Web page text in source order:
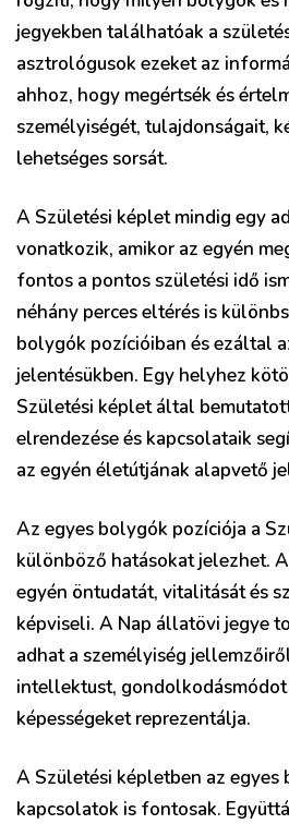
jegyekben találhatóak a
asztrológusok ezeket az
ahhoz, hogy megértsék és
személyiségét, tulajdonságait,
lehetséges sorsát.
A Születési képlet mindig egy
vonatkozik, amikor az egyén
fontos a pontos születési idő
néhány perces eltérés is
bolygók pozícióiban és ezáltal
jelentésükben. Egy helyhez
Születési képlet által
elrendezése és kapcsolataik
az egyén életútjának alapvető
Az egyes bolygók pozíciója a
különböző hatásokat jelezhet.
egyén öntudatát, vitalitását és
képviseli. A Nap állatövi jegye
adhat a személyiség
intellektust, gondolkodásmódot
képességeket reprezentálja.
A Születési képletben az
kapcsolatok is fontosak.